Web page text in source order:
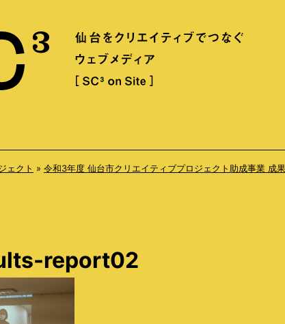
ェクト » 令和3年度 仙台市クリエイティブプロジェクト助成事業 成
report02